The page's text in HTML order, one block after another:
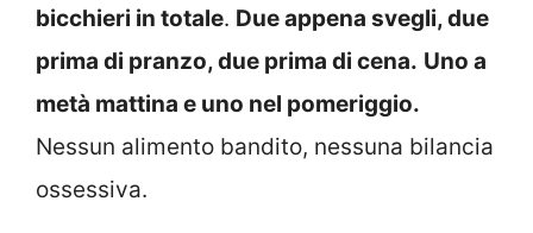
bicchieri in totale. Due appena svegli, due
prima di pranzo, due prima di cena. Uno a
metà mattina e uno nel pomeriggio.
Nessun alimento bandito, nessuna bilancia
ossessiva.